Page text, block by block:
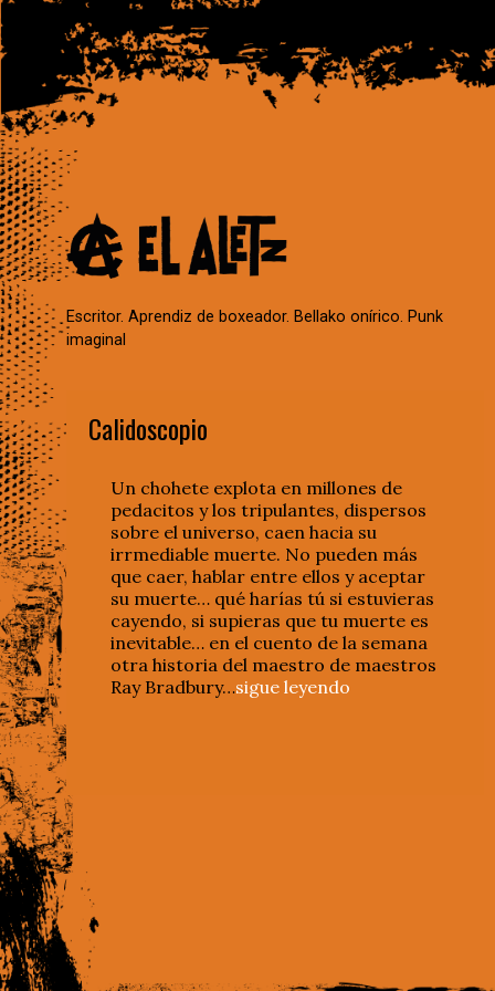
Escritor. Aprendiz de boxeador. Bellako onírico. Punk
imaginal
Calidoscopio
Un chohete explota en millones de
pedacitos y los tripulantes, dispersos
sobre el universo, caen hacia su
irrmediable muerte. No pueden más
que caer, hablar entre ellos y aceptar
su muerte… qué harías tú si estuvieras
cayendo, si supieras que tu muerte es
inevitable… en el cuento de la semana
otra historia del maestro de maestros
Ray Bradbury…sigue leyendo